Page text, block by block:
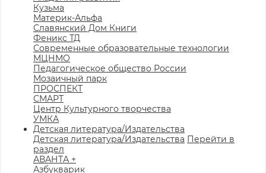
Кузьма
Материк-Альфа
Славянский Дом Книги
Феникс ТД
Современные образовательные технологии
МЦНМО
Педагогическое общество России
Мозаичный парк
ПРОСПЕКТ
СМАРТ
Центр Культурного творчества
УМКА
Детская литература/Издательства
Детская литература/Издательства Перейти в
раздел
АВАНТА +
Азбукварик